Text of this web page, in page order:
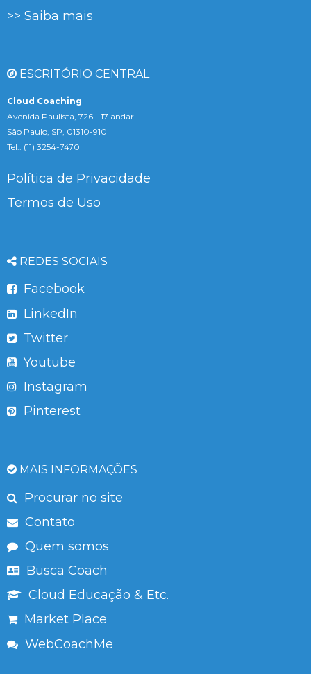
>> Saiba mais
ESCRITÓRIO CENTRAL
Cloud Coaching
Avenida Paulista, 726 - 17 andar
São Paulo, SP, 01310-910
Tel.: (11) 3254-7470
Política de Privacidade
Termos de Uso
REDES SOCIAIS
Facebook
LinkedIn
Twitter
Youtube
Instagram
Pinterest
MAIS INFORMAÇÕES
Procurar no site
Contato
Quem somos
Busca Coach
Cloud Educação & Etc.
Market Place
WebCoachMe